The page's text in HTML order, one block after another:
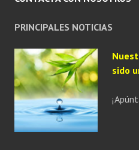
PRINCIPALES NOTICIAS
sido